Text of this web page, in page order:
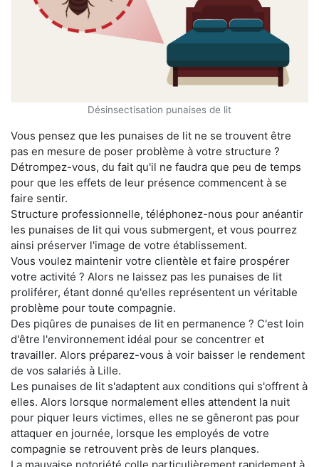
Désinsectisation punaises de lit
Vous pensez que les punaises de lit ne se trouvent être
pas en mesure de poser problème à votre structure ?
Détrompez-vous, du fait qu'il ne faudra que peu de temps
pour que les effets de leur présence commencent à se
faire sentir.
Structure professionnelle, téléphonez-nous pour anéantir
les punaises de lit qui vous submergent, et vous pourrez
ainsi préserver l'image de votre établissement.
Vous voulez maintenir votre clientèle et faire prospérer
votre activité ? Alors ne laissez pas les punaises de lit
proliférer, étant donné qu'elles représentent un véritable
problème pour toute compagnie.
Des piqûres de punaises de lit en permanence ? C'est loin
d'être l'environnement idéal pour se concentrer et
travailler. Alors préparez-vous à voir baisser le rendement
de vos salariés à Lille.
Les punaises de lit s'adaptent aux conditions qui s'offrent à
elles. Alors lorsque normalement elles attendent la nuit
pour piquer leurs victimes, elles ne se gêneront pas pour
attaquer en journée, lorsque les employés de votre
compagnie se retrouvent près de leurs planques.